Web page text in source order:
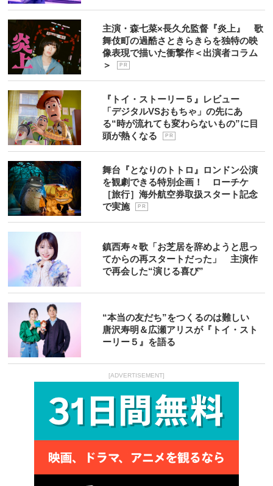
主演・森七菜×長久允監督『炎上』 歌
舞伎町の過酷さときらきらを独特の映
像表現で描いた衝撃作＜出演者コラム
＞
P R
『トイ・ストーリー５』レビュー
「デジタルVSおもちゃ」の先にあ
る“時が流れても変わらないもの”に目
頭が熱くなる
P R
舞台『となりのトトロ』ロンドン公演
を観劇できる特別企画！ ローチケ
［旅行］海外航空券取扱スタート記念
で実施
P R
鎮西寿々歌「お芝居を辞めようと思っ
てからの再スタートだった」 主演作
で再会した“演じる喜び”
“本当の友だち”をつくるのは難しい
唐沢寿明＆広瀬アリスが『トイ・スト
ーリー５』を語る
[ADVERTISEMENT]